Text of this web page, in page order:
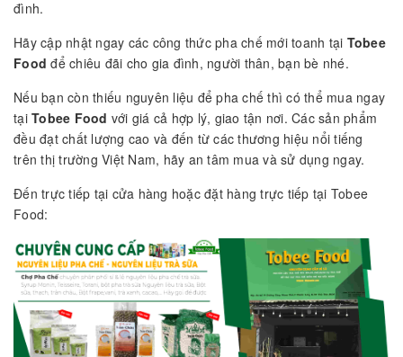
đình.
Hãy cập nhật ngay các công thức pha chế mới toanh tại Tobee
Food để chiêu đãi cho gia đình, người thân, bạn bè nhé.
Nếu bạn còn thiếu nguyên liệu để pha chế thì có thể mua ngay
tại Tobee Food với giá cả hợp lý, giao tận nơi. Các sản phẩm
đều đạt chất lượng cao và đến từ các thương hiệu nổi tiếng
trên thị trường Việt Nam, hãy an tâm mua và sử dụng ngay.
Đến trực tiếp tại cửa hàng hoặc đặt hàng trực tiếp tại Tobee
Food: